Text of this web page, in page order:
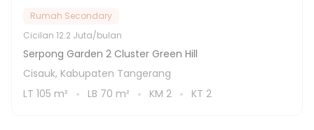
Rumah Secondary
Cicilan 12.2 Juta/bulan
Serpong Garden 2 Cluster Green Hill
Cisauk, Kabupaten Tangerang
LT 105 m² LB 70 m² KM 2 KT 2